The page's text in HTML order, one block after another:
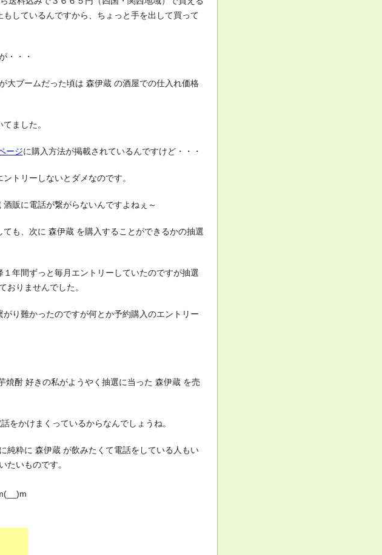
しているんですから、ちょっと手を出して買って
・・・
大ブームだった頃は 森伊蔵 の酒屋での仕入れ価格
ました。
ージに購入方法が掲載されているんですけど・・・
トリーしないとダメなのです。
販に電話が繋がらないんですよねぇ～
も、次に 森伊蔵 を購入することができるかの抽選
年間ずっと毎月エントリーしていたのですが抽選
おりませんでした。
り難かったのですが何とか予約購入のエントリー
酎 好きの私がようやく抽選に当った 森伊蔵 を売
をかけまくっているからなんでしょうね。
純粋に 森伊蔵 が飲みたくて電話をしている人もい
たいものです。